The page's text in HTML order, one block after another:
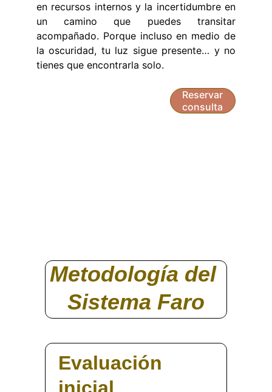
en recursos internos y la incertidumbre en
un camino que puedes transitar
acompañado. Porque incluso en medio de
la oscuridad, tu luz sigue presente… y no
tienes que encontrarla solo.
Reservar
consulta
Metodología del
Sistema Faro
Evaluación